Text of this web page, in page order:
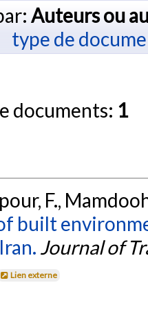
Auteurs ou
type de
documents: 1
F.,
built
Journal of
Lien externe